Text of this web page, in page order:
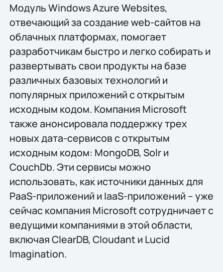
Модуль Windows Azure Websites,
отвечающий за создание web-сайтов на
облачных платформах, помогает
разработчикам быстро и легко собирать и
развертывать свои продукты на базе
различных базовых технологий и
популярных приложений с открытым
исходным кодом. Компания Microsoft
также анонсировала поддержку трех
новых дата-сервисов с открытым
исходным кодом: MongoDB, Solr и
CouchDb. Эти сервисы можно
использовать, как источники данных для
PaaS-приложений и IaaS-приложений – уже
сейчас компания Microsoft сотрудничает с
ведущими компаниями в этой области,
включая ClearDB, Cloudant и Lucid
Imagination.